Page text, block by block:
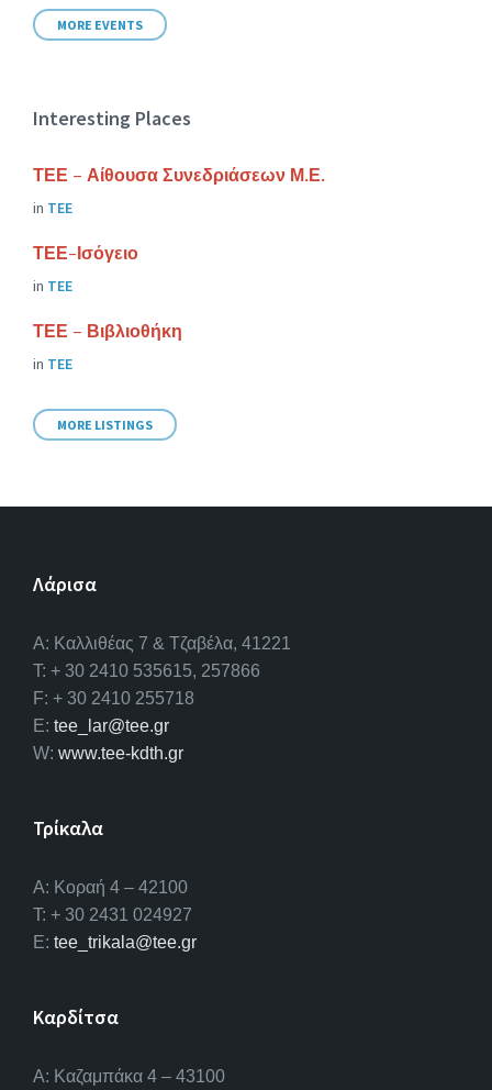
MORE EVENTS
Interesting Places
ΤΕΕ – Αίθουσα Συνεδριάσεων Μ.Ε.
in ΤΕΕ
ΤΕΕ-Ισόγειο
in ΤΕΕ
ΤΕΕ – Βιβλιοθήκη
in ΤΕΕ
MORE LISTINGS
Λάρισα
A: Καλλιθέας 7 & Τζαβέλα, 41221
T: + 30 2410 535615, 257866
F: + 30 2410 255718
E: tee_lar@tee.gr
W: www.tee-kdth.gr
Τρίκαλα
Α: Κοραή 4 – 42100
T: + 30 2431 024927
E: tee_trikala@tee.gr
Καρδίτσα
Α: Καζαμπάκα 4 – 43100